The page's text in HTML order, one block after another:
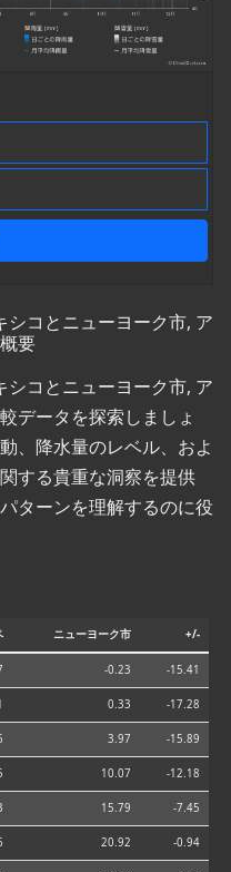
コとニューヨーク市, ア
要
コとニューヨーク市, ア
データを探索しましょ
、降水量のレベル、およ
する貴重な洞察を提供
ターンを理解するのに役
ニューヨーク市 +/-
-0.23 -15.41
0.33 -17.28
3.97 -15.89
10.07 -12.18
15.79 -7.45
20.92 -0.94